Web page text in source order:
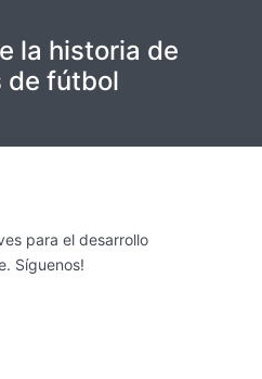
la historia de
de fútbol
para el desarrollo
Síguenos!